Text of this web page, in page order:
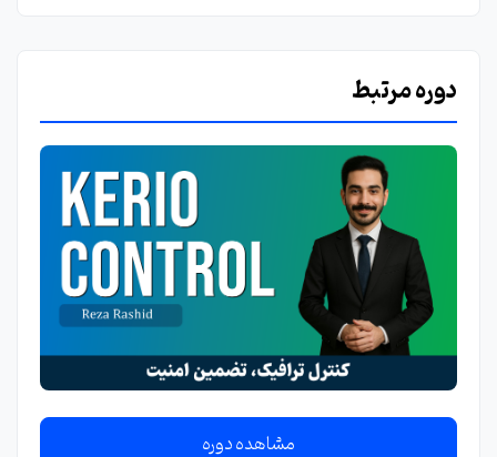
دوره مرتبط
مشاهده دوره